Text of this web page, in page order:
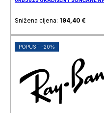
Snižena cijena: 194,40 €
POPUST -20%